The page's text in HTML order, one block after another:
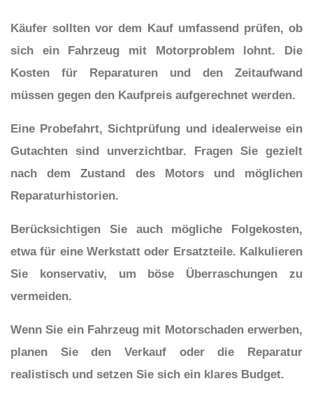
Käufer sollten vor dem Kauf umfassend prüfen, ob
sich ein Fahrzeug mit Motorproblem lohnt. Die
Kosten für Reparaturen und den Zeitaufwand
müssen gegen den Kaufpreis aufgerechnet werden.
Eine Probefahrt, Sichtprüfung und idealerweise ein
Gutachten sind unverzichtbar. Fragen Sie gezielt
nach dem Zustand des Motors und möglichen
Reparaturhistorien.
Berücksichtigen Sie auch mögliche Folgekosten,
etwa für eine Werkstatt oder Ersatzteile. Kalkulieren
Sie konservativ, um böse Überraschungen zu
vermeiden.
Wenn Sie ein Fahrzeug mit Motorschaden erwerben,
planen Sie den Verkauf oder die Reparatur
realistisch und setzen Sie sich ein klares Budget.